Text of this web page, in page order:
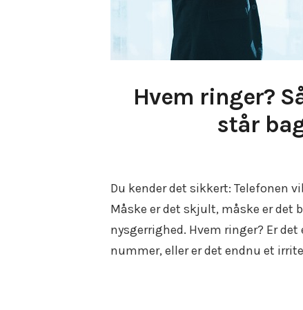
Hvem ringer?
står
Du kender det sikkert: Telefonen
Måske er det skjult, måske er det
nysgerrighed. Hvem ringer? Er
nummer, eller er det endnu et